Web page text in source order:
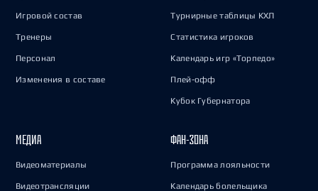
Игровой состав
Тренеры
Персонал
Изменения в составе
Турнирные таблицы КХЛ
Статистика игроков
Календарь игр «Торпедо»
Плей-офф
Кубок Губернатора
МЕДИА
Видеоматериалы
Видеотрансляции
ФАН-ЗОНА
Программа лояльности
Календарь болельщика